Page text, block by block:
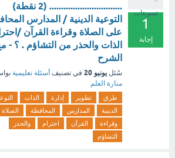
تصويتات
1
إجابة
............................... (2 نقطة)
التوعية الدينية / المدارس
على الصلاة وقراءة القرآن /
الذات والحذر من التشاؤم . ؟ -
الشرح
سُئل يونيو 20 في تصنيف أسئلة تعليمية
منارة العلم
طرق تطوير إدارة الذات
الدينية
المدارس المحافظة
الصلاة
وقراءة
القرآن احترام
والحذر
التشاؤم